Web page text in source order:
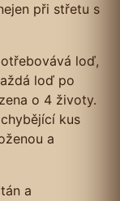
při střetu s
loď,
loď po
o 4 životy.
kus
a
a